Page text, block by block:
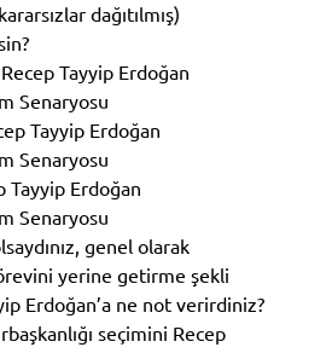
dağıtılmış)
Tayyip Erdoğan
Senaryosu
Tayyip Erdoğan
Senaryosu
Tayyip Erdoğan
Senaryosu
genel olarak
yerine getirme şekli
Erdoğan’a ne not verirdiniz?
seçimini Recep